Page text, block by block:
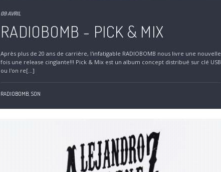
09 AVRIL
RADIOBOMB - PICK & MIX
Après plus de 20 ans de carrière, l'infatigable RADIOBOMB nous livre une nouvelle
fois une release cinglante!!! Pick & Mix est un album concept distribué sur clé USB
ou l'on re[...]
RADIOBOMB, SON